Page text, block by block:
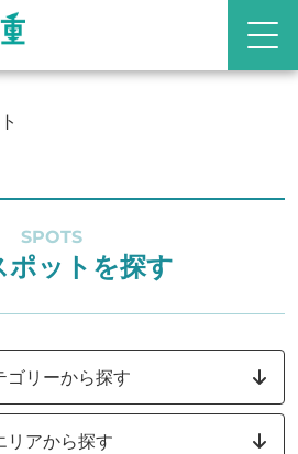
SPOTS
ポットを探す
ゴリーから探す
リアから探す